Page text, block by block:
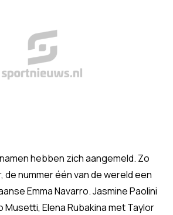
hebben zich aangemeld. Zo
de nummer één van de wereld een
Emma Navarro. Jasmine Paolini
Elena Rubakina met Taylor